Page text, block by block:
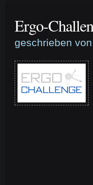
Ergo-
geschrieben